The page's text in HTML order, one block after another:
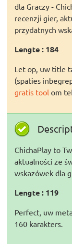
dla Graczy -
recenzji gier,
przydatnych
Lengte : 184
Let op, uw title
(spaties
gratis tool om
ChichaPlay to
aktualności ze
wskazówek dla
Lengte : 119
Perfect, uw
160 karakters.